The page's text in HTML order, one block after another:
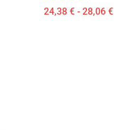
24,38 € - 28,06 €